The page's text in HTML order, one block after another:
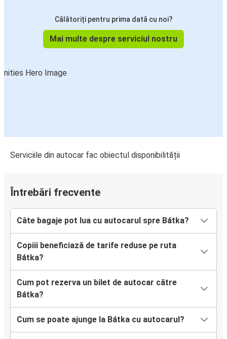
Călătoriți pentru prima dată cu noi?
Mai multe despre serviciul nostru
Serviciile din autocar fac obiectul disponibilității
Întrebări frecvente
Câte bagaje pot lua cu autocarul spre Bátka?
Copiii beneficiază de tarife reduse pe ruta
Bátka?
Cum pot rezerva un bilet de autocar către
Bátka?
Cum se poate ajunge la Bátka cu autocarul?